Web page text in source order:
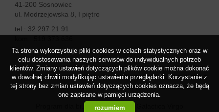
41-200 Sosnowiec
ul. Modrzejowska 8, I piętro
tel.: 32 297 21 91
Program dla biur nieruchomości
Ta strona wykorzystuje pliki cookies w celach statystycznych oraz w
celu dostosowania naszych serwisów do indywidualnych potrzeb
klientów. Zmiany ustawień dotyczących plików cookie można dokonać
w dowolnej chwili modyfikując ustawienia przeglądarki. Korzystanie z
tej strony bez zmian ustawień dotyczących cookies oznacza, że będą
one zapisane w pamięci urządzenia.
rozumiem